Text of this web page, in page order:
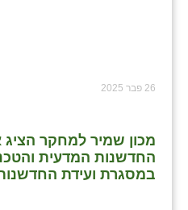
26 פבר 2025
מכון שמיר למחקר הציג
החדשנות המדעית
במסגרת ועידת החדשנות